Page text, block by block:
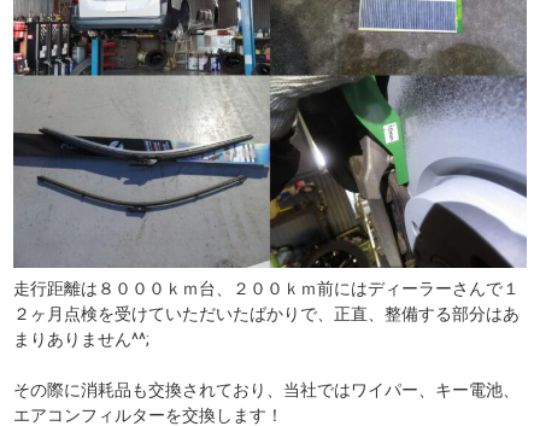
走行距離は８０００ｋｍ台、２００ｋｍ前にはディーラーさんで１
２ヶ月点検を受けていただいたばかりで、正直、整備する部分はあ
まりありません^^;
その際に消耗品も交換されており、当社ではワイパー、キー電池、
エアコンフィルターを交換します！